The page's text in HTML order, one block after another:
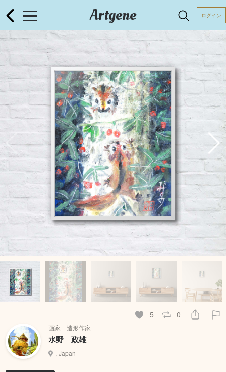
Artgene ログイン
5 0
画家 造形作家
水野 政雄
, Japan